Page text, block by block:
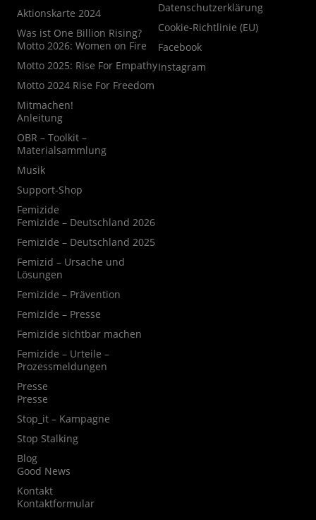
Aktionskarte 2024
Was ist One Billion Rising?
Motto 2026: Women on Fire
Motto 2025: Rise For Empathy
Motto 2024 Rise For Freedom
Mitmachen!
Anleitung
OBR – Toolkit –
Materialsammlung
Musik
Support-Shop
Femizide
Femizide – Deutschland 2026
Femizide – Deutschland 2025
Femizid – Ursache und
Lösungen
Femizide – Prävention
Femizide – Presse
Femizide sichtbar machen
Femizide – Urteile –
Prozessmeldungen
Presse
Presse
Stop_it – Kampagne
Stop Stalking
Blog
Good News
Kontakt
Kontaktformular
Datenschutzerklärung
Cookie-Richtlinie (EU)
Facebook
Instagram